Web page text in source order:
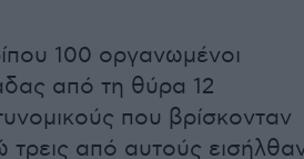
100 οργανωμένοι
από τη θύρα 12
που βρίσκονταν
τρεις από αυτούς